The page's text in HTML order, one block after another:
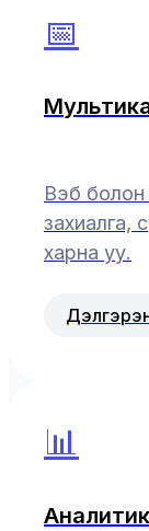
📅
Вэб болон
захиалга,
харна уу.
📊